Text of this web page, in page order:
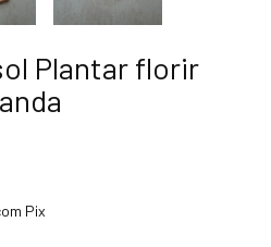
Plantar florir
Pix